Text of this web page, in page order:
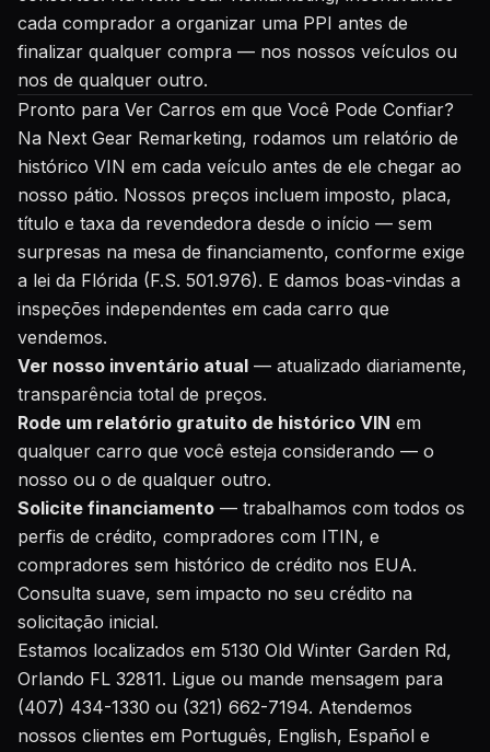
cada comprador a organizar uma PPI antes de
finalizar qualquer compra — nos nossos veículos ou
nos de qualquer outro.
Pronto para Ver Carros em que Você Pode Confiar?
Na Next Gear Remarketing, rodamos um relatório de
histórico VIN em cada veículo antes de ele chegar ao
nosso pátio. Nossos preços incluem imposto, placa,
título e taxa da revendedora desde o início — sem
surpresas na mesa de financiamento, conforme exige
a lei da Flórida (F.S. 501.976). E damos boas-vindas a
inspeções independentes em cada carro que
vendemos.
Ver nosso inventário atual — atualizado diariamente,
transparência total de preços.
Rode um relatório gratuito de histórico VIN em
qualquer carro que você esteja considerando — o
nosso ou o de qualquer outro.
Solicite financiamento — trabalhamos com todos os
perfis de crédito, compradores com ITIN, e
compradores sem histórico de crédito nos EUA.
Consulta suave, sem impacto no seu crédito na
solicitação inicial.
Estamos localizados em 5130 Old Winter Garden Rd,
Orlando FL 32811. Ligue ou mande mensagem para
(407) 434-1330 ou (321) 662-7194. Atendemos
nossos clientes em Português, English, Español e